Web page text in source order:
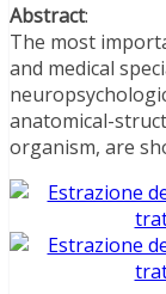
Abstract:
The most
and medical
anatomical-
organism, are